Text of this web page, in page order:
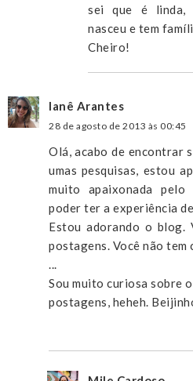
sei que é linda,
nasceu e tem
Cheiro!
Ianê Arantes
28 de agosto de 2013 às 00:45
Olá, acabo de encontrar
umas pesquisas, estou
muito apaixonada
poder ter a experiência
Estou adorando o blog.
postagens. Você não tem
...
Sou muito curiosa sobre
postagens, heheh.